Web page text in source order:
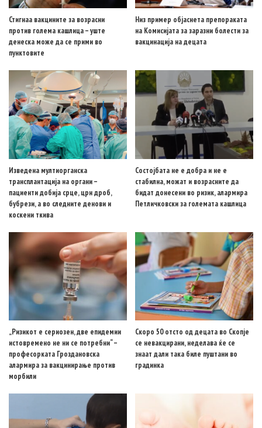
Стигнаа вакцините за возрасни
против голема кашлица – уште
денеска може да се прими во
пунктовите
Низ пример објаснета препораката
на Комисијата за заразни болести за
вакцинација на децата
Изведена мултиорганска
трансплантација на органи –
пациенти добија срце, црн дроб,
бубрези, а во следните денови и
коскени ткива
Состојбата не е добра и не е
стабилна, можат и возрасните да
бидат донесени во ризик, алармира
Петличковски за големата кашлица
„Ризикот е сериозен, две епидемии
истовремено не ни се потребни“ –
професорката Гроздановска
алармира за вакцинирање против
морбили
Скоро 50 отсто од децата во Скопје
се невакцирани, неделава ќе се
знаат дали така биле пуштани во
градинка